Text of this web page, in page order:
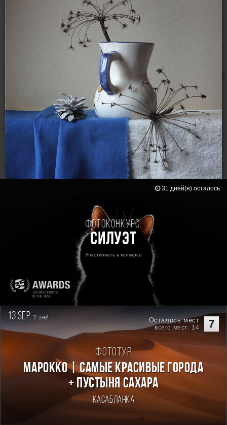
Loading...
Фотоконкурс:
Силуэт
Участвовать в конкурсе
31 дней(я) осталось
13 sep. 12 дней 7
Осталось мест
всего мест: 14
Фототур
Марокко | Самые красивые города
+ пустыня Сахара
Касабланка